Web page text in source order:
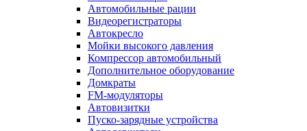
Автомобильные рации
Видеорегистраторы
Автокресло
Мойки высокого давления
Компрессор автомобильный
Дополнительное оборудование
Домкраты
FM-модуляторы
Автовизитки
Пуско-зарядные устройства